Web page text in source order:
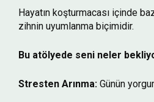
Hayatın koşturmacası içinde
zihnin uyumlanma biçimidir.
Bu atölyede seni neler
Stresten Arınma: Günün